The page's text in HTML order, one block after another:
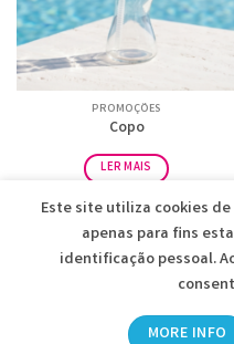
PROMOÇÕES
Copo
LER MAIS
ICEFRUT • VENDA DE
Este site utiliza cookies
apenas para fins
identificação pessoal.
MORE INFO